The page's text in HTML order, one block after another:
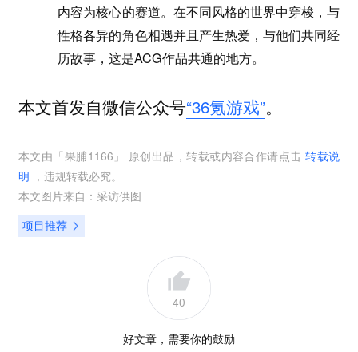
内容为核心的赛道。在不同风格的世界中穿梭，与
性格各异的角色相遇并且产生热爱，与他们共同经
历故事，这是ACG作品共通的地方。
本文首发自微信公众号“36氪游戏”。
本文由「 果脯1166 」 原创出品，转载或内容合作请点击转载说
明 ，违规转载必究。
本文图片来自： 采访供图
项目推荐
40
好文章，需要你的鼓励